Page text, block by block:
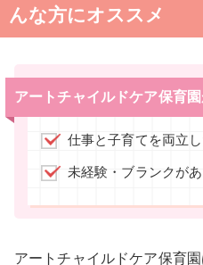
んな方にオススメ
アートチャイルドケア保育
仕事と子育てを両立
未経験・ブランクが
アートチャイルドケア保育